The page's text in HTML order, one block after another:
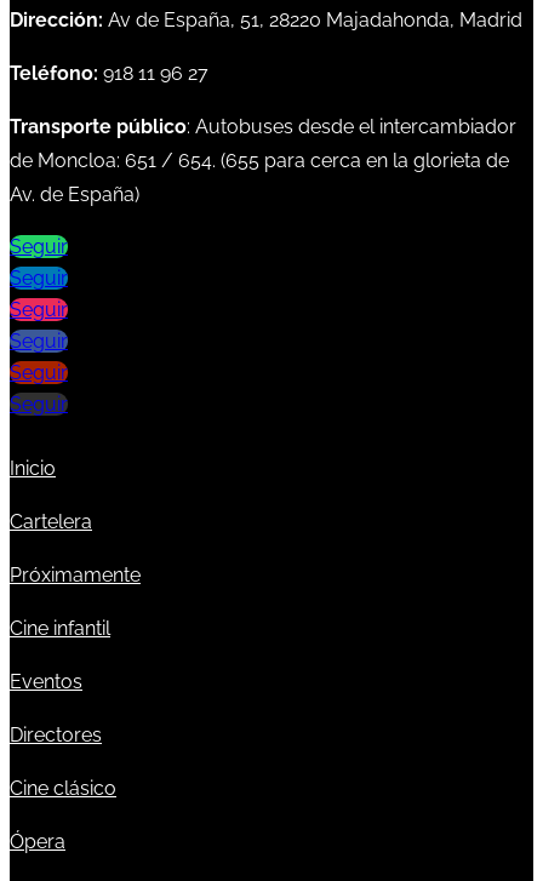
Dirección: Av de España, 51, 28220 Majadahonda, Madrid
Teléfono: 918 11 96 27
Transporte público: Autobuses desde el intercambiador
de Moncloa: 651 / 654. (655 para cerca en la glorieta de
Av. de España)
Seguir
Seguir
Seguir
Seguir
Seguir
Seguir
Inicio
Cartelera
Próximamente
Cine infantil
Eventos
Directores
Cine clásico
Ópera